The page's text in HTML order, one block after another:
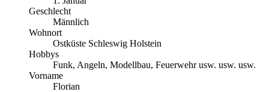
Geschlecht
Männlich
Wohnort
Ostküste Schleswig Holstein
Hobbys
Funk, Angeln, Modellbau, Feuerwehr usw. usw. usw.
Vorname
Florian